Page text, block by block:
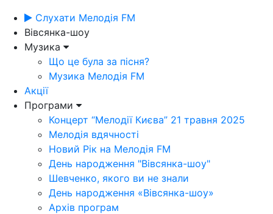
Слухати Мелодія FM
Вівсянка-шоу
Музика
Що це була за пісня?
Музика Мелодія FM
Акції
Програми
Концерт “Мелодії Києва” 21 травня 2025
Мелодія вдячності
Новий Рік на Мелодія FM
День народження "Вівсянка-шоу"
Шевченко, якого ви не знали
День народження «Вівсянка-шоу»
Архів програм